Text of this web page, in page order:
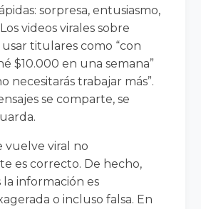
sorpresa, entusiasmo,
videos virales sobre
titulares como “con
$10.000 en una semana”
necesitarás trabajar más”.
se comparte, se
vuelve viral no
es correcto. De hecho,
la información es
o incluso falsa. En